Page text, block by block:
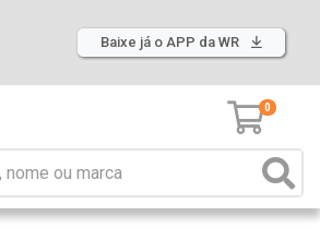
Baixe já o APP da WR
0